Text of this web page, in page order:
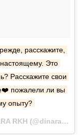
расскажите,
Это
Расскажите свои
пожалели ли вы
опыту?
Публикация от ⠀⠀⠀⠀⠀⠀⠀⠀⠀⠀⠀⠀⠀DINARA RKH (@dinara_rkh) Июл 20 2017 в 7:04 PDT